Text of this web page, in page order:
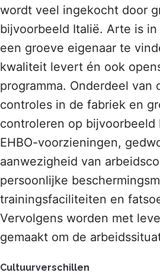
wordt veel ingekocht door
bijvoorbeeld Italië. Arte is
een groeve eigenaar te
kwaliteit levert én ook
programma. Onderdeel van
controles in de fabriek en
controleren op bijvoorbeeld
EHBO-voorzieningen,
aanwezigheid van
persoonlijke
trainingsfaciliteiten en
Vervolgens worden met
gemaakt om de
Cultuurverschillen